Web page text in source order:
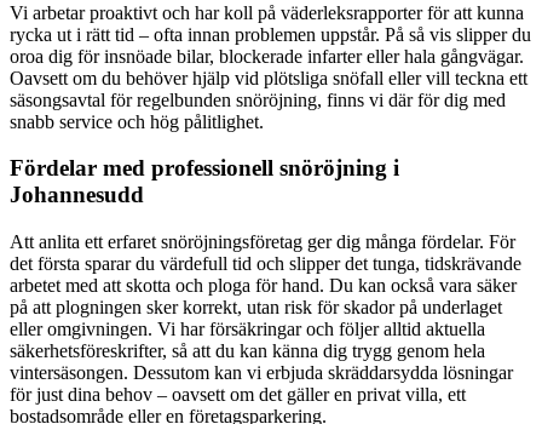
Vi arbetar proaktivt och har koll på väderleksrapporter för att kunna
rycka ut i rätt tid – ofta innan problemen uppstår. På så vis slipper du
oroa dig för insnöade bilar, blockerade infarter eller hala gångvägar.
Oavsett om du behöver hjälp vid plötsliga snöfall eller vill teckna ett
säsongsavtal för regelbunden snöröjning, finns vi där för dig med
snabb service och hög pålitlighet.
Fördelar med professionell snöröjning i
Johannesudd
Att anlita ett erfaret snöröjningsföretag ger dig många fördelar. För
det första sparar du värdefull tid och slipper det tunga, tidskrävande
arbetet med att skotta och ploga för hand. Du kan också vara säker
på att plogningen sker korrekt, utan risk för skador på underlaget
eller omgivningen. Vi har försäkringar och följer alltid aktuella
säkerhetsföreskrifter, så att du kan känna dig trygg genom hela
vintersäsongen. Dessutom kan vi erbjuda skräddarsydda lösningar
för just dina behov – oavsett om det gäller en privat villa, ett
bostadsområde eller en företagsparkering.